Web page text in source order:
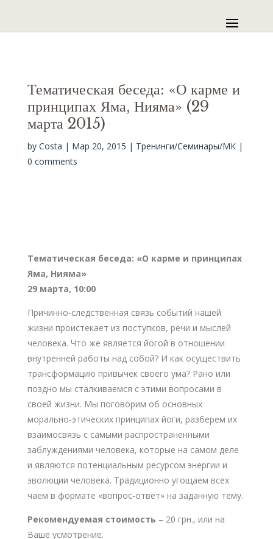
Тематическая беседа: «О карме и
принципах Яма, Нияма» (29
марта 2015)
by Costa | Мар 20, 2015 | Тренинги/Семинары/МК|
0 comments
Тематическая беседа: «О карме и принципах
Яма, Нияма»
29 марта, 10:00
Причинно-следственная связь событий нашей
жизни проистекает из поступков, речи и мыслей
человека. Что же является йогой в отношении
внутренней работы над собой? И как осуществить
трансформацию привычек своего ума? Рано или
поздно мы сталкиваемся с этими вопросами в
своей жизни. Мы поговорим об основных
морально-этических принципах йоги, разберем их
взаимосвязь с самыми распространенными
заблуждениями человека, которые на самом деле
и являются потенциальным ресурсом энергии и
эволюции человека. Традиционно угощаем всех
чаем в формате «вопрос-ответ» на заданную тему.
Рекомендуемая стоимость – 20 грн., или на
Ваше усмотрение.